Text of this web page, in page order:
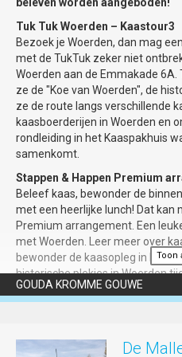
april
‘Poortjes,
woensdag
tijdens de
hoort een
museum
de
Rijks. Een
van grote
zelf.
Inge
de
Bij slecht
eigen
Boules-
vereniging.
Locatie?
Kosten?
inclusief
of thee.
website
ook nader
Aanmelden
informatie)
Tuk Tuk Woerden – Kaastour3
Bezoek je Woerden, dan mag
met de TukTuk zeker niet
Woerden aan de Emmakade
ze de "Koe van Woerden", de
ze de route langs verschillende
kaasboerderijen in Woerden en
rondleiding in het Kaaspakhuis
samenkomt.
Stappen & Happen Premium
Beleef kaas, bewonder de
met een heerlijke lunch! Dat kan
Premium arrangement. Een
met Woerden. Leer meer over
bewonder de kaasopleg in het
historische plekjes in Woerden
maak kennis met culinair
Boek het Stappen & Happen
geniet van een rondleiding door
wandeling door de historische
van Woerden met een heerlijke
Toon
GOUDA KROMME GOUWE
De